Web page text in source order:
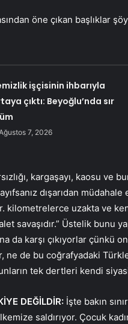
öne çıkan başlıklar
işçisinin ihbarıyla
çıktı: Beyoğlu’nda sır
7, 2026
kargaşayı, kaosu ve
dışarıdan
kilometrelerce uzakta ve
savaşıdır.” Üstelik bunu
da karşı çıkıyorlar
ne de bu coğrafyadaki
tek dertleri kendi siyasi
DEĞİLDİR: İşte bakın
saldırıyor. Çocuk